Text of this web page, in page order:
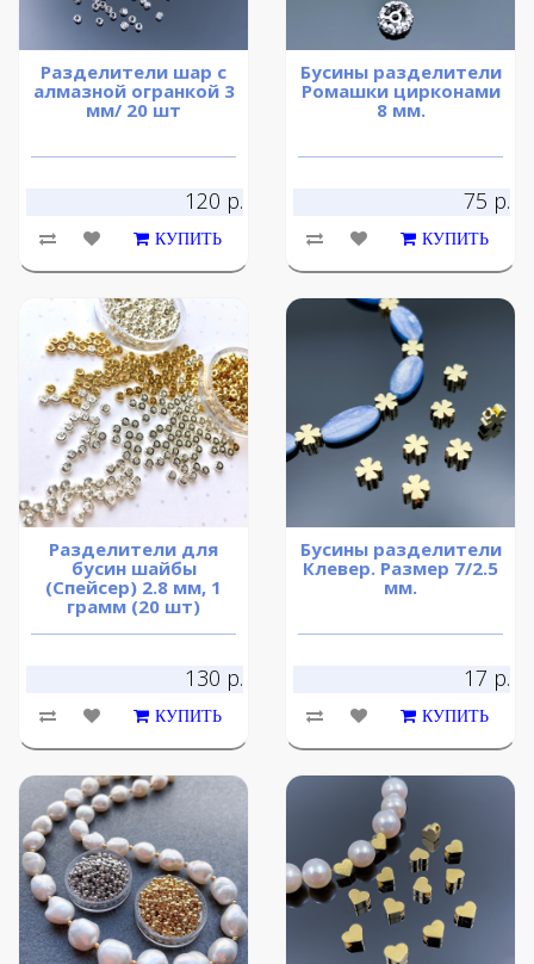
Разделители шар с
алмазной огранкой 3
мм/ 20 шт
120 р.
КУПИТЬ
Бусины разделители
Ромашки цирконами
8 мм.
75 р.
КУПИТЬ
Разделители для
бусин шайбы
(Спейсер) 2.8 мм, 1
грамм (20 шт)
130 р.
КУПИТЬ
Бусины разделители
Клевер. Размер 7/2.5
мм.
17 р.
КУПИТЬ